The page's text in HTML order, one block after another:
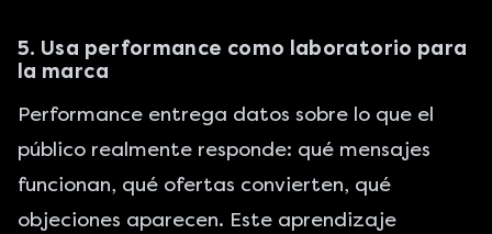
5. Usa performance como laboratorio para
la marca
Performance entrega datos sobre lo que el
público realmente responde: qué mensajes
funcionan, qué ofertas convierten, qué
objeciones aparecen. Este aprendizaje